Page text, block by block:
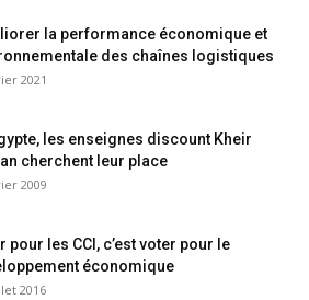
la performance économique et
des chaînes logistiques
2021
les enseignes discount Kheir
cherchent leur place
2009
pour les CCI, c’est voter pour le
économique
2016